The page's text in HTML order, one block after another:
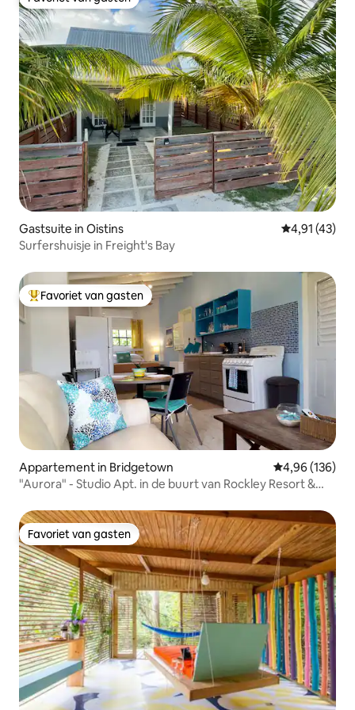
Favoriet van gasten
Gastsuite in Oistins Gemiddelde
4,91 (43)
Surfershuisje in Freight's Bay
Topfavoriet van gasten
Favoriet van gasten
Appartement in Bridgetown Gemiddelde
4,96 (136)
"Aurora" - Studio Apt. in de buurt van Rockley Resort &
Favoriet van gasten
Favoriet van gasten